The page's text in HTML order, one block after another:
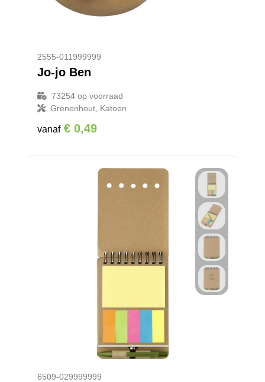
2555-011999999
Jo-jo Ben
73254op voorraad
Grenenhout, Katoen
vanaf € 0,49
6509-029999999